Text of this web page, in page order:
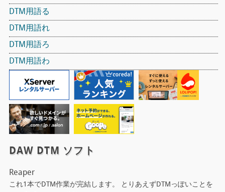
DTM用語る
DTM用語れ
DTM用語ろ
DTM用語わ
DAW DTM ソフト
Reaper
これ1本でDTM作業が完結します。 とりあえずDTMっぽいことを